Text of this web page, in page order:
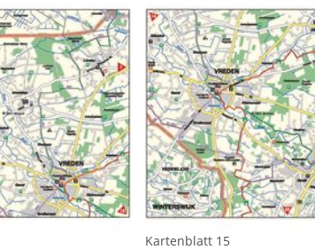
Kartenblatt 15